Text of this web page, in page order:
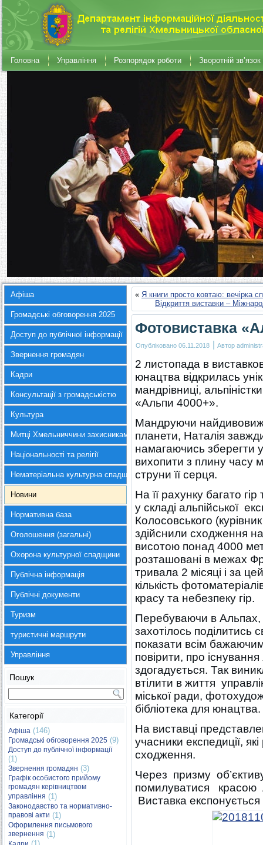
Головна Управління Розпорядок роботи Зворотній зв’язок
Афіша
Громадські обговорення 2025
Доступ до публічної інформації
Звернення громадян
Кадри
Консультації з громадськістю
Культура
Митці Хмельниччини захисникам України
Національності та релігії
Нематеріальна культурна спадщина
Новини
Нормативна база
Оголошення (загальні)
Охорона культурної спадщини
Публічна інформація
Публічні документи
Туризм
туристичні маршрути
Управління
Пошук
Категорії
Афіша (146)
Громадські обговорення 2025 (9)
Доступ до публічної інформації
(1)
Звернення громадян (3)
Графік особистого прийому
громадян керівництвом
управління (1)
Законодавство та нормативно-
правові акти (1)
Оформлення письмового
звернення (1)
« Я книги просто ковтаю: вечірка
Відкриття виставки –
Фотовиставка
Опубліковано 06.11.2018 | Автор
2 листопада в
юнацтва відкрилась
мандрівниці,
«Альпи 4000+».
Мандруючи
планети, Наталія
намагаючись зберегти
вихопити з плину часу
струни її серця.
На її рахунку багато
у складі альпійської
Колосовського
здійснили сходження
висотою понад 4000
розташовані в межах
тривала 2 місяці і за
кількість
красу та небезпеку гір.
Перебуваючи в Альпах,
захотілось поділитись
показати всім
повірити, про існування
здогадується. Так
втілити в життя
міської ради,
бібліотека для юнацтва.
На виставці
учасники експедиції,
сходження.
Через призму
помилуватися красою
Виставка